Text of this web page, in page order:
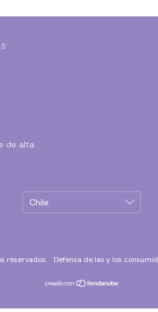
de alta
reservados. Defensa de las y los